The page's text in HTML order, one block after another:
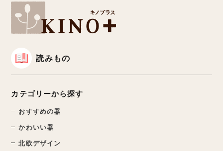
読みもの
カテゴリーから探す
おすすめの器
かわいい器
北欧デザイン